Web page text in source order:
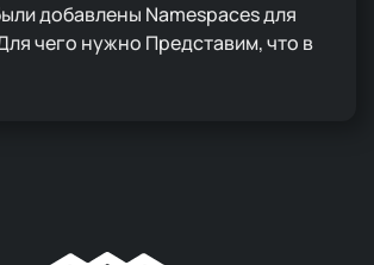
добавлены Namespaces для
чего нужно Представим, что в